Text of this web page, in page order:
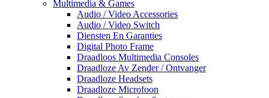
Multimedia & Games
Audio / Video Accessories
Audio / Video Switch
Diensten En Garanties
Digital Photo Frame
Draadloos Multimedia Consoles
Draadloze Av Zender / Ontvanger
Draadloze Headsets
Draadloze Microfoon